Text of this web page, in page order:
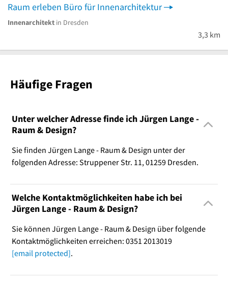
Raum erleben Büro für Innenarchitektur
Innenarchitekt in Dresden
3,3 km
Häufige Fragen
Unter welcher Adresse finde ich Jürgen Lange -
Raum & Design?
Sie finden Jürgen Lange - Raum & Design unter der
folgenden Adresse: Struppener Str. 11, 01259 Dresden.
Welche Kontaktmöglichkeiten habe ich bei
Jürgen Lange - Raum & Design?
Sie können Jürgen Lange - Raum & Design über folgende
Kontaktmöglichkeiten erreichen: 0351 2013019
[email protected].